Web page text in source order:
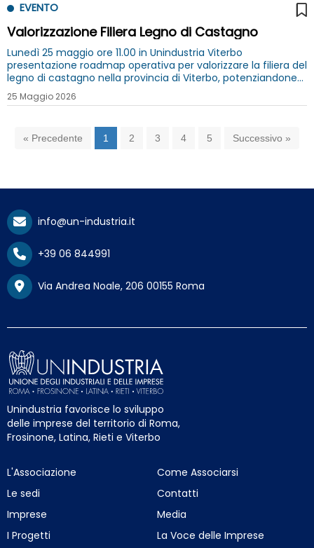
EVENTO
Valorizzazione Filiera Legno di Castagno
Lunedì 25 maggio ore 11.00 in Unindustria Viterbo
presentazione roadmap operativa per valorizzare la filiera del
legno di castagno nella provincia di Viterbo, potenziandone
competitività, sostenibilità e capacità di generare valore per
le imprese
25 Maggio 2026
« Precedente 1 2 3 4 5 Successivo »
info@un-industria.it
+39 06 844991
Via Andrea Noale, 206 00155 Roma
Unindustria favorisce lo sviluppo
delle imprese del territorio di Roma,
Frosinone, Latina, Rieti e Viterbo
L'Associazione
Le sedi
Imprese
I Progetti
Come Associarsi
Contatti
Media
La Voce delle Imprese